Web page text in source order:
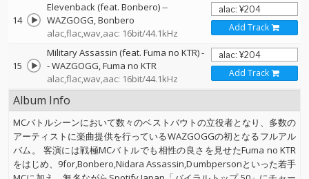
14
Elevenback (feat. Bonbero)--
WAZGOGG Bonbero
alac,flac,wav,aac: 16bit/44.1kHz
Add Track
15
Military Assassin (feat. Fuma no KTR)-
-WAZGOGG Fuma no KTR
alac,flac,wav,aac: 16bit/44.1kHz
Add Track
Album Info
MCバトルシーンにおいて数々のベストバウトの立役者となり、多数の
アーティストに楽曲提供を行っているWAZGOGGの初となるフルアル
バム。 客演には戦極MCバトルでも相性の良さを見せたFuma no KTR
をはじめ、9for,Bonbero,Nidara Assassin,Dumbpersonといった若手